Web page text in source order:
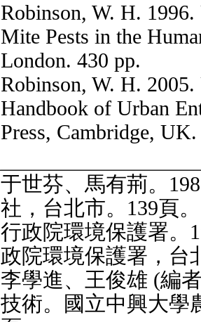
Robinson, W. H.
Mite Pests in the
London. 430 pp.
Robinson, W. H.
Handbook of Urban
Press, Cambridge,
于世芬、馬有荊。
社，台北市。139頁。
行政院環境保護署。
政院環境保護署，台
李學進、王俊雄 (編
技術。國立中興大學